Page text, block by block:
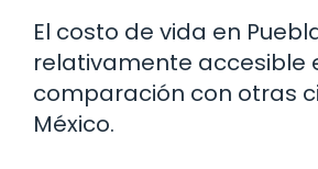
El costo de vida en
relativamente accesible
comparación con otras
México.